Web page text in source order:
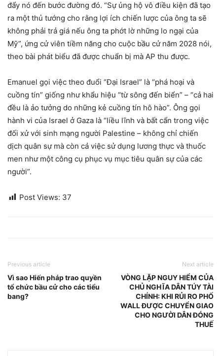
đẩy nó đến bước đường đó. “Sự ủng hộ vô điều kiện đã tạo
ra một thủ tướng cho rằng lợi ích chiến lược của ông ta sẽ
không phải trả giá nếu ông ta phớt lờ những lo ngại của
Mỹ”, ứng cử viên tiềm năng cho cuộc bầu cử năm 2028 nói,
theo bài phát biểu đã được chuẩn bị mà AP thu được.
Emanuel gọi việc theo đuổi “Đại Israel” là “phá hoại và
cuồng tín” giống như khẩu hiệu “từ sông đến biển” – “cả hai
đều là ảo tưởng do những kẻ cuồng tín hô hào”. Ông gọi
hành vi của Israel ở Gaza là “liều lĩnh và bất cẩn trong việc
đối xử với sinh mạng người Palestine – không chỉ chiến
dịch quân sự mà còn cả việc sử dụng lương thực và thuốc
men như một công cụ phục vụ mục tiêu quân sự của các
người”.
Post Views: 37
Previous article
Vì sao Hiến pháp trao quyền
tổ chức bầu cử cho các tiểu
bang?
Next article
VÒNG LẶP NGUY HIỂM CỦA
CHỦ NGHĨA DÂN TÚY TÀI
CHÍNH: KHI RỦI RO PHỐ
WALL ĐƯỢC CHUYỂN GIAO
CHO NGƯỜI DÂN ĐÓNG
THUẾ